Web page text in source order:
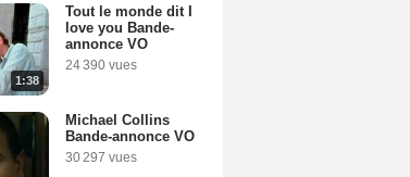
1:38
Tout le monde dit I
love you Bande-
annonce VO
24 390 vues
Michael Collins
Bande-annonce VO
30 297 vues